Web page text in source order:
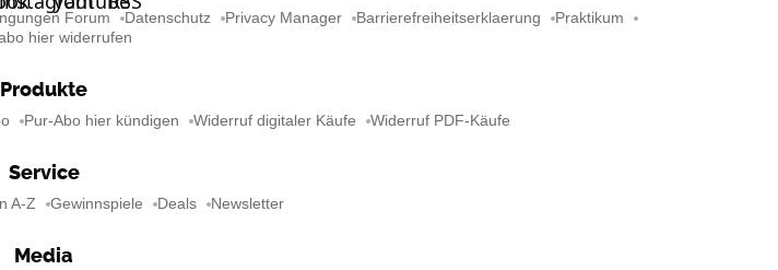
Forum Datenschutz Privacy Manager Barrierefreiheitserklaerung
Praktikum
hier widerrufen
Produkte
Pur-Abo hier kündigen Widerruf digitaler Käufe Widerruf PDF-Käufe
Service
A-Z Gewinnspiele Deals Newsletter
Media